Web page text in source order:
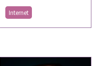
Internet